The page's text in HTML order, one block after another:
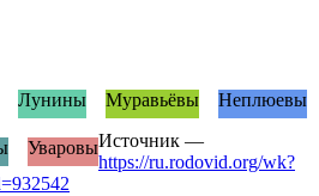
Лунины Муравьёвы Неплюевы
УваровыИсточник —
https://ru.rodovid.org/wk?